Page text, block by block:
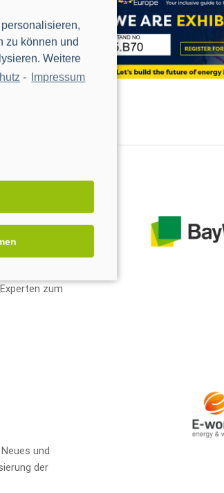
zu können und
Weitere
- Impressum
Power
2021.
zum
und
der